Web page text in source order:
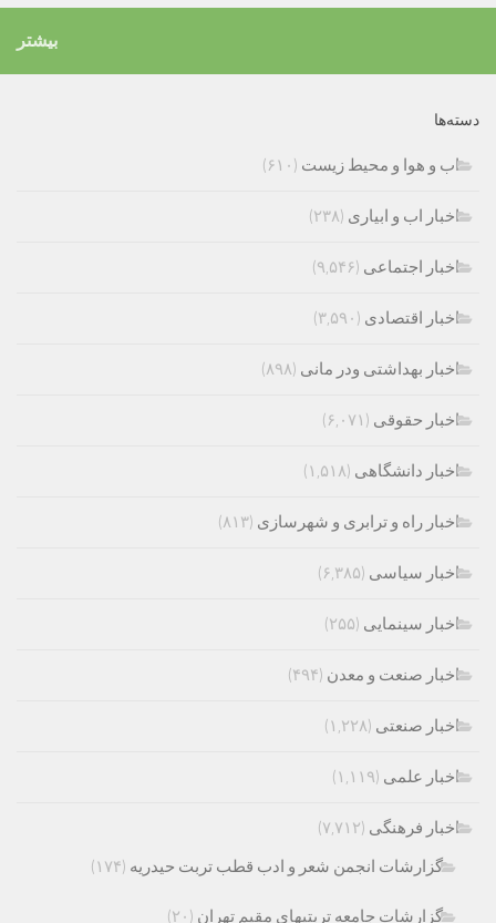
بیشتر
دسته‌ها
اب و هوا و محیط زیست (۶۱۰)
اخبار اب و ابیاری (۲۳۸)
اخبار اجتماعی (۹,۵۴۶)
اخبار اقتصادی (۳,۵۹۰)
اخبار بهداشتی ودر مانی (۸۹۸)
اخبار حقوقی (۶,۰۷۱)
اخبار دانشگاهی (۱,۵۱۸)
اخبار راه و ترابری و شهرسازی (۸۱۳)
اخبار سیاسی (۶,۳۸۵)
اخبار سینمایی (۲۵۵)
اخبار صنعت و معدن (۴۹۴)
اخبار صنعتی (۱,۲۲۸)
اخبار علمی (۱,۱۱۹)
اخبار فرهنگی (۷,۷۱۲)
گزارشات انجمن شعر و ادب قطب تربت حیدریه (۱۷۴)
گزارشات جامعه تربتیهای مقیم تهران (۲۰)